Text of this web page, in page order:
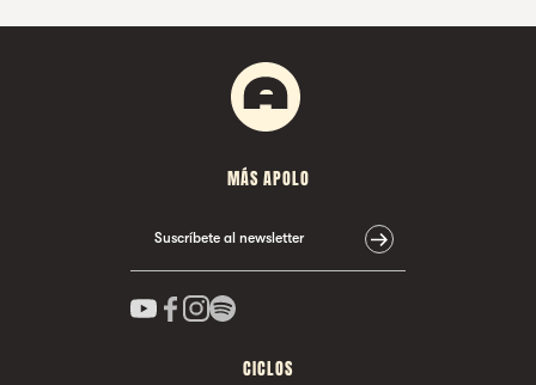
MÁS APOLO
Suscríbete al newsletter
CICLOS